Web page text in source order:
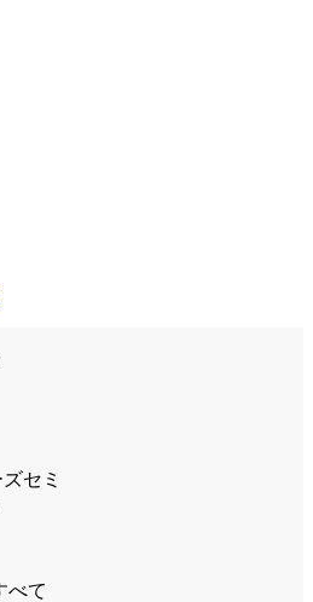
セミ
べて